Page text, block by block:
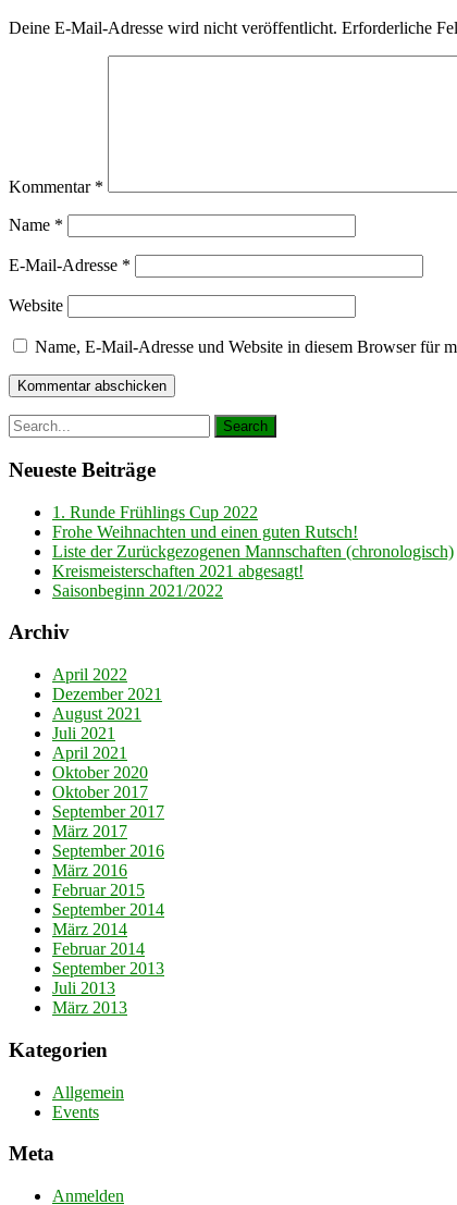
Deine E-Mail-Adresse wird nicht veröffentlicht. Erforderliche
Kommentar *
Name *
E-Mail-Adresse *
Website
Name, E-Mail-Adresse und Website in diesem Browser für
Neueste Beiträge
1. Runde Frühlings Cup 2022
Frohe Weihnachten und einen guten Rutsch!
Liste der Zurückgezogenen Mannschaften (chronologisch)
Kreismeisterschaften 2021 abgesagt!
Saisonbeginn 2021/2022
Archiv
April 2022
Dezember 2021
August 2021
Juli 2021
April 2021
Oktober 2020
Oktober 2017
September 2017
März 2017
September 2016
März 2016
Februar 2015
September 2014
März 2014
Februar 2014
September 2013
Juli 2013
März 2013
Kategorien
Allgemein
Events
Meta
Anmelden